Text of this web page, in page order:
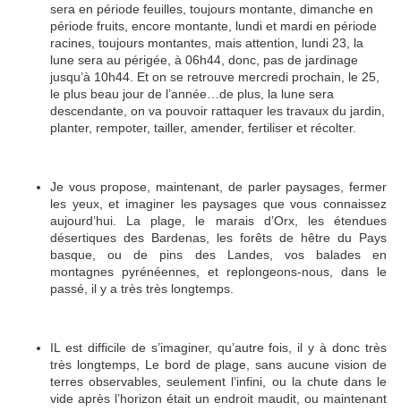
sera en période feuilles, toujours montante, dimanche en
période fruits, encore montante, lundi et mardi en période
racines, toujours montantes, mais attention, lundi 23, la
lune sera au périgée, à 06h44, donc, pas de jardinage
jusqu’à 10h44. Et on se retrouve mercredi prochain, le 25,
le plus beau jour de l’année…de plus, la lune sera
descendante, on va pouvoir rattaquer les travaux du jardin,
planter, rempoter, tailler, amender, fertiliser et récolter.
Je vous propose, maintenant, de parler paysages, fermer
les yeux, et imaginer les paysages que vous connaissez
aujourd’hui. La plage, le marais d’Orx, les étendues
désertiques des Bardenas, les forêts de hêtre du Pays
basque, ou de pins des Landes, vos balades en
montagnes pyrénéennes, et replongeons-nous, dans le
passé, il y a très très longtemps.
IL est difficile de s’imaginer, qu’autre fois, il y à donc très
très longtemps, Le bord de plage, sans aucune vision de
terres observables, seulement l’infini, ou la chute dans le
vide après l’horizon était un endroit maudit, ou maintenant